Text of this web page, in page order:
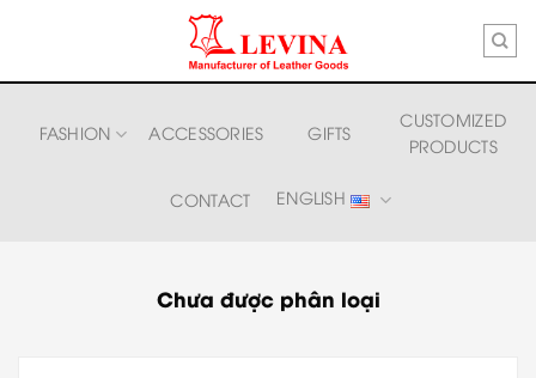
FASHION ACCESSORIES GIFTS
CUSTOMIZED
PRODUCTS
CONTACT ENGLISH
Chưa được phân loại